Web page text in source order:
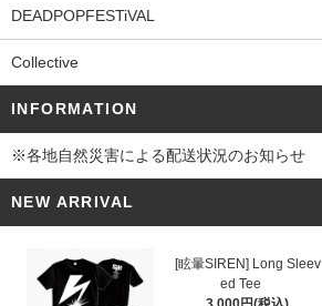
DEADPOPFESTiVAL
Collective
INFORMATION
※各地自然災害による配送状況のお知らせ
NEW ARRIVAL
[眩暈SIREN] Long Sleev
ed Tee